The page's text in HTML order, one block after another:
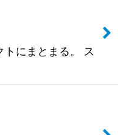
にまとまる。 ス